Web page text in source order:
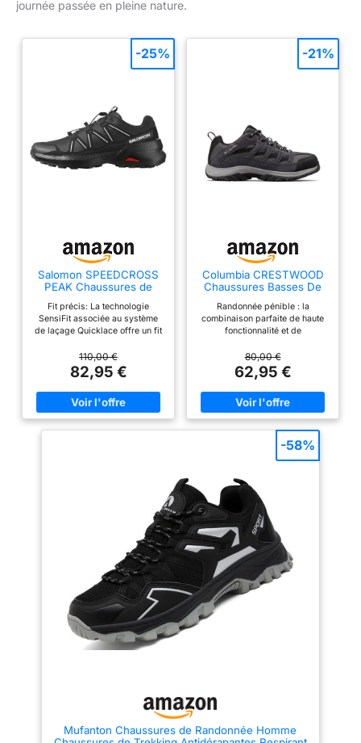
journée passée en pleine nature.
Salomon SPEEDCROSS
PEAK Chaussures de
Fit précis: La technologie
SensiFit associée au système
de laçage Quicklace offre un fit
en un instant. Protection tout-
terrain : Le pare-pierres et la
protection talon résistent aux
terrains les plus accidentés.
Adhérence active: Avec son
profil de crampons agressifs, le
110,00 €
82,95 €
-25%
Columbia CRESTWOOD
Chaussures Basses De
Homme, Noir (Shark x
Columbia Grey), 44 EU
Randonnée pénible : la
combinaison parfaite de haute
fonctionnalité et de
polyvalent vous offrira des
années de service confortable
80,00 €
62,95 €
-21%
Mufanton Chaussures de Randonnée Homme
-58%